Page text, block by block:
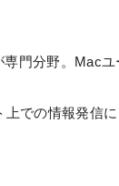
門分野。Macユ
での情報発信